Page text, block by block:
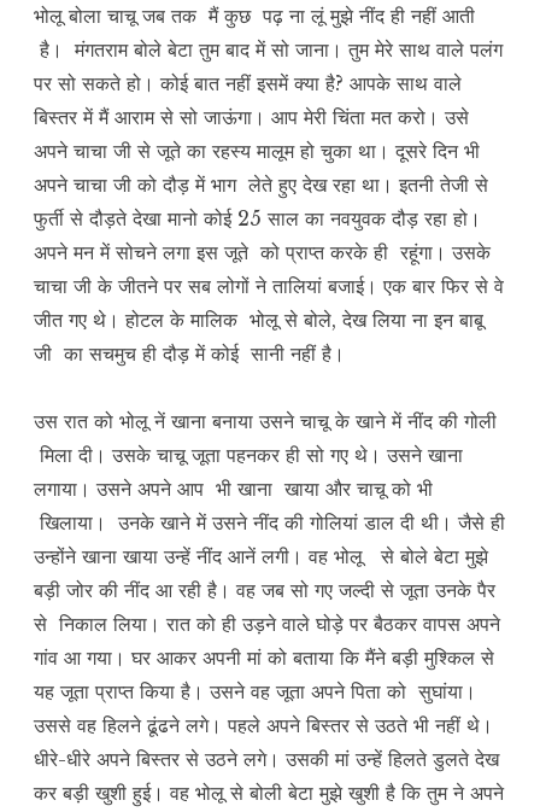
भोलू बोला चाचू जब तक मैं कुछ पढ़ ना लूं मुझे नींद ही नहीं आती
है। मंगतराम बोले बेटा तुम बाद में सो जाना। तुम मेरे साथ वाले पलंग
पर सो सकते हो। कोई बात नहीं इसमें क्या है? आपके साथ वाले
बिस्तर में मैं आराम से सो जाऊंगा। आप मेरी चिंता मत करो। उसे
अपने चाचा जी से जूते का रहस्य मालूम हो चुका था। दूसरे दिन भी
अपने चाचा जी को दौड़ में भाग लेते हुए देख रहा था। इतनी तेजी से
फुर्ती से दौड़ते देखा मानो कोई 25 साल का नवयुवक दौड़ रहा हो।
अपने मन में सोचने लगा इस जूते को प्राप्त करके ही रहूंगा। उसके
चाचा जी के जीतने पर सब लोगों ने तालियां बजाई। एक बार फिर से वे
जीत गए थे। होटल के मालिक भोलू से बोले, देख लिया ना इन बाबू
जी का सचमुच ही दौड़ में कोई सानी नहीं है।
उस रात को भोलू नें खाना बनाया उसने चाचू के खाने में नींद की गोली
मिला दी। उसके चाचू जूता पहनकर ही सो गए थे। उसने खाना
लगाया। उसने अपने आप भी खाना खाया और चाचू को भी
खिलाया। उनके खाने में उसने नींद की गोलियां डाल दी थी। जैसे ही
उन्होंने खाना खाया उन्हें नींद आनें लगी। वह भोलू से बोले बेटा मुझे
बड़ी जोर की नींद आ रही है। वह जब सो गए जल्दी से जूता उनके पैर
से निकाल लिया। रात को ही उड़ने वाले घोड़े पर बैठकर वापस अपने
गांव आ गया। घर आकर अपनी मां को बताया कि मैंने बड़ी मुश्किल से
यह जूता प्राप्त किया है। उसने वह जूता अपने पिता को सुघांया।
उससे वह हिलने ढूंढने लगे। पहले अपने बिस्तर से उठते भी नहीं थे।
धीरे-धीरे अपने बिस्तर से उठने लगे। उसकी मां उन्हें हिलते डुलते देख
कर बड़ी खुशी हुई। वह भोलू से बोली बेटा मुझे खुशी है कि तुम ने अपने